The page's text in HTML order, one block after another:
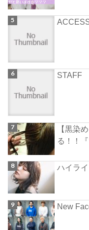
STAFF
【黒染
る！！
ハイラ
New